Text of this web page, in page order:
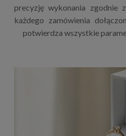
precyzję wykonania zgodnie
każdego zamówienia
potwierdza wszystkie